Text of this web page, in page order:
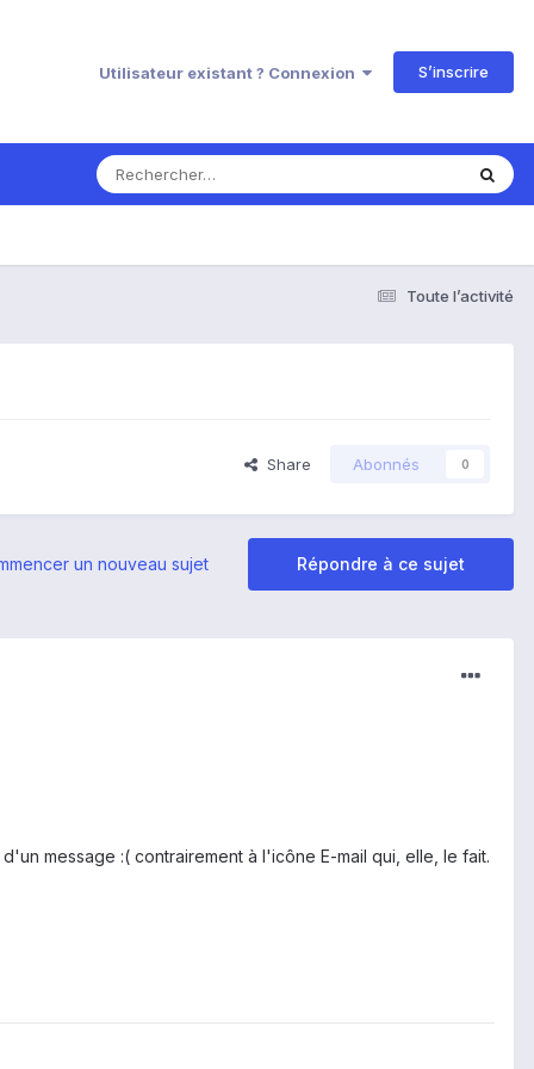
Utilisateur existant ? Connexion S’inscrire
Toute l’activité
Share Abonnés 0
Répondre à ce sujet
un nouveau sujet
message :( contrairement à l'icône E-mail qui, elle, le fait.